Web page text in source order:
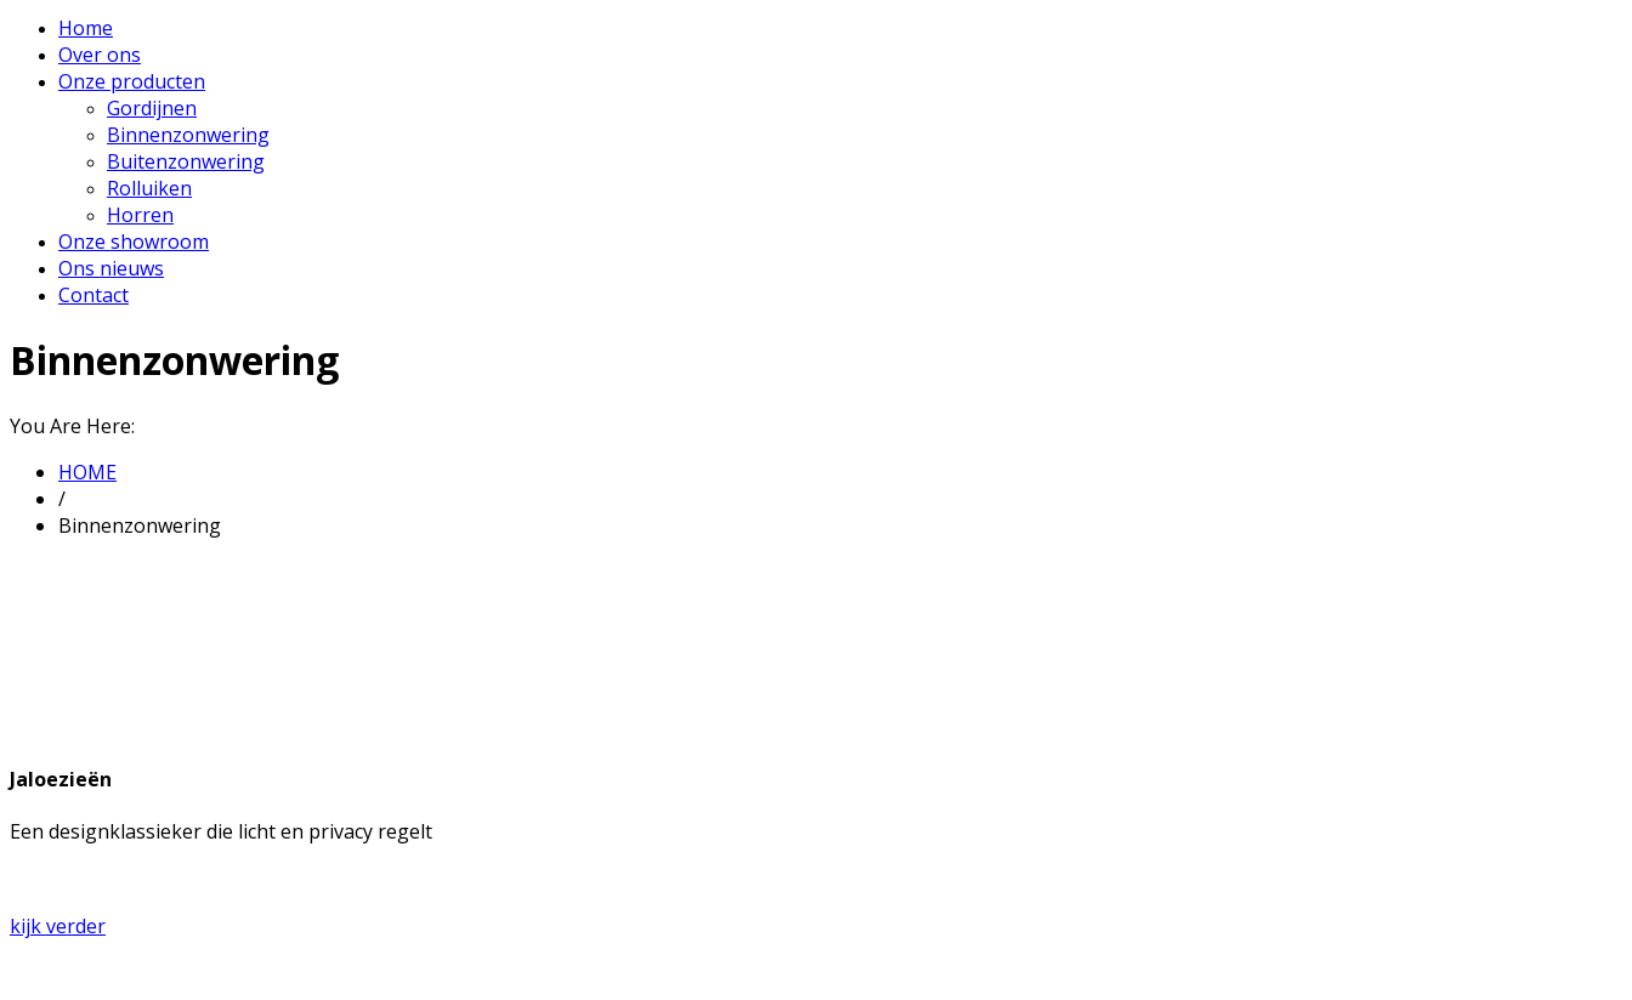
Home
Over ons
Onze producten
Gordijnen
Binnenzonwering
Buitenzonwering
Rolluiken
Horren
Onze showroom
Ons nieuws
Contact
Binnenzonwering
You Are Here:
HOME
/
Binnenzonwering
Jaloezieën
Een designklassieker die licht en privacy regelt
kijk verder